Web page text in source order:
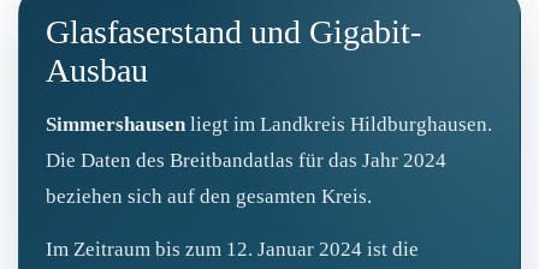
Glasfaserstand und Gigabit-
Ausbau
Simmershausen liegt im Landkreis Hildburghausen.
Die Daten des Breitbandatlas für das Jahr 2024
beziehen sich auf den gesamten Kreis.
Im Zeitraum bis zum 12. Januar 2024 ist die